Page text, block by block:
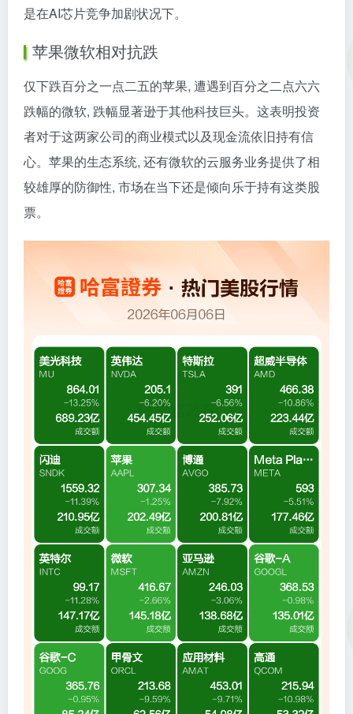
是在AI芯片竞争加剧状况下。
苹果微软相对抗跌
仅下跌百分之一点二五的苹果, 遭遇到百分之二点六六
跌幅的微软, 跌幅显著逊于其他科技巨头。这表明投资
者对于这两家公司的商业模式以及现金流依旧持有信
心。苹果的生态系统, 还有微软的云服务业务提供了相
较雄厚的防御性, 市场在当下还是倾向乐于持有这类股
票。